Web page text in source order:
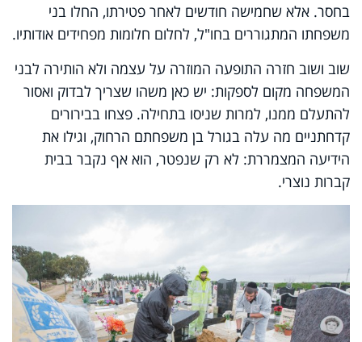
בחסר. אלא שחמישה חודשים לאחר פטירתו, החלו בני
משפחתו המתגוררים בחו"ל, לחלום חלומות מפחידים אודותיו.
שוב ושוב חזרה התופעה המוזרה על עצמה ולא הותירה לבני
המשפחה מקום לספקות: יש כאן משהו שצריך לבדוק ואסור
להתעלם ממנו, למרות שניסו בתחילה. פצחו בבירורים
קדחתניים מה עלה בגורל בן משפחתם הרחוק, וגילו את
הידיעה המצמררת: לא רק שנפטר, הוא אף נקבר בבית
קברות נוצרי.